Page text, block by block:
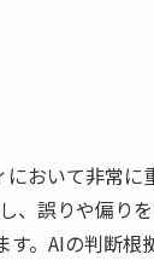
おいて非常に
、誤りや偏り
。AIの判断根